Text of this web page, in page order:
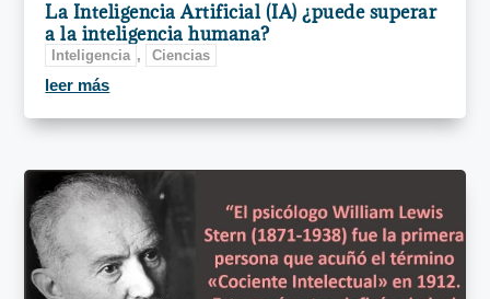
La Inteligencia Artificial (IA) ¿puede superar
a la inteligencia humana?
Inteligencia , Ciencias
leer más